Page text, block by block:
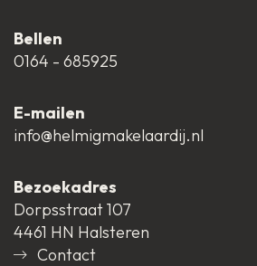
Bellen
0164 - 685925
E-mailen
info@helmigmakelaardij.nl
Bezoekadres
Dorpsstraat 107
4461 HN Halsteren
Contact